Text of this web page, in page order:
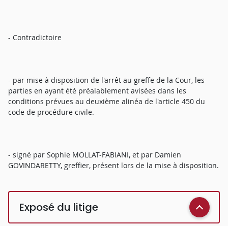
- Contradictoire
- par mise à disposition de l'arrêt au greffe de la Cour, les
parties en ayant été préalablement avisées dans les
conditions prévues au deuxième alinéa de l'article 450 du
code de procédure civile.
- signé par Sophie MOLLAT-FABIANI, et par Damien
GOVINDARETTY, greffier, présent lors de la mise à disposition.
Exposé du litige